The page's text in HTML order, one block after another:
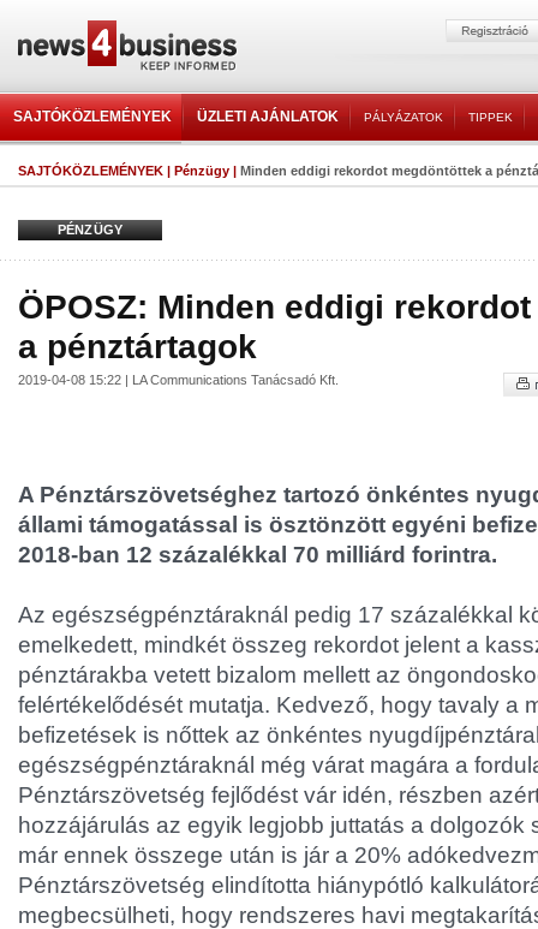
SAJTÓKÖZLEMÉNYEK ÜZLETI AJÁNLATOK PÁLYÁZATOK TIPPEK
SAJTÓKÖZLEMÉNYEK | Pénzügy | Minden eddigi rekordot megdöntöttek a
PÉNZÜGY
ÖPOSZ: Minden eddigi
a pénztártagok
2019-04-08 15:22 | LA Communications Tanácsadó Kft.
A Pénztárszövetséghez tartozó önkéntes
állami támogatással is ösztönzött egyéni
2018-ban 12 százalékkal 70 milliárd forintra.
Az egészségpénztáraknál pedig 17 százalékkal
emelkedett, mindkét összeg rekordot jelent a
pénztárakba vetett bizalom mellett az
felértékelődését mutatja. Kedvező, hogy tavaly a
befizetések is nőttek az önkéntes
egészségpénztáraknál még várat magára a
Pénztárszövetség fejlődést vár idén, részben
hozzájárulás az egyik legjobb juttatás a dolgozók
már ennek összege után is jár a 20%
Pénztárszövetség elindította hiánypótló
megbecsülheti, hogy rendszeres havi